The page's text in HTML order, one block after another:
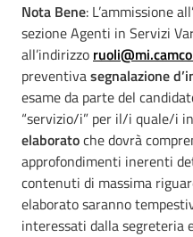
Nota Bene: L’ammissione
sezione Agenti in Servizi
all’indirizzo
preventivasegnalazione
esame da parte del
“servizio/i” per il/i quale/i
elaboratoche dovrà
approfondimenti inerenti
contenuti di massima
elaborato saranno
interessati dalla segreteria